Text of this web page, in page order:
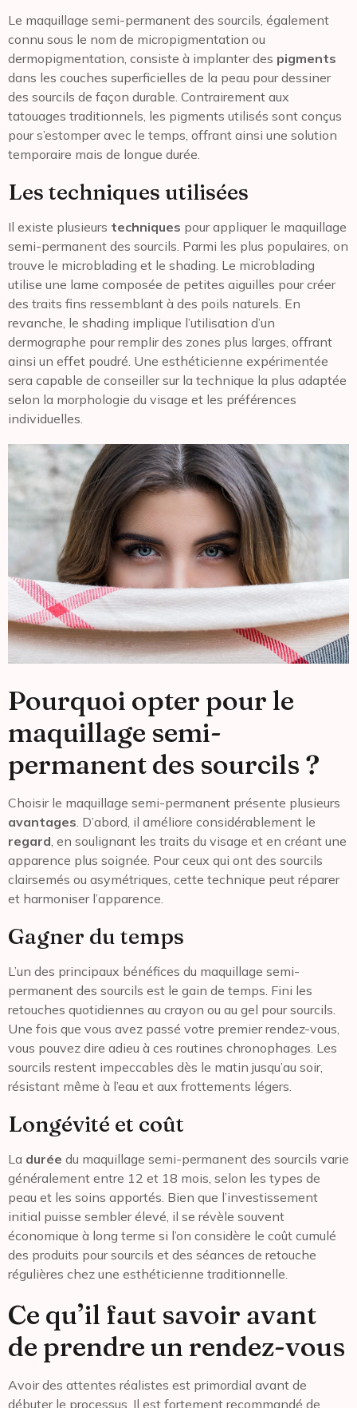
Le maquillage semi-permanent des sourcils, également
connu sous le nom de micropigmentation ou
dermopigmentation, consiste à implanter des pigments
dans les couches superficielles de la peau pour dessiner
des sourcils de façon durable. Contrairement aux
tatouages traditionnels, les pigments utilisés sont conçus
pour s’estomper avec le temps, offrant ainsi une solution
temporaire mais de longue durée.
Les techniques utilisées
Il existe plusieurs techniques pour appliquer le maquillage
semi-permanent des sourcils. Parmi les plus populaires, on
trouve le microblading et le shading. Le microblading
utilise une lame composée de petites aiguilles pour créer
des traits fins ressemblant à des poils naturels. En
revanche, le shading implique l’utilisation d’un
dermographe pour remplir des zones plus larges, offrant
ainsi un effet poudré. Une esthéticienne expérimentée
sera capable de conseiller sur la technique la plus adaptée
selon la morphologie du visage et les préférences
individuelles.
Pourquoi opter pour le
maquillage semi-
permanent des sourcils ?
Choisir le maquillage semi-permanent présente plusieurs
avantages . D’abord, il améliore considérablement le
regard , en soulignant les traits du visage et en créant une
apparence plus soignée. Pour ceux qui ont des sourcils
clairsemés ou asymétriques, cette technique peut réparer
et harmoniser l’apparence.
Gagner du temps
L’un des principaux bénéfices du maquillage semi-
permanent des sourcils est le gain de temps. Fini les
retouches quotidiennes au crayon ou au gel pour sourcils.
Une fois que vous avez passé votre premier rendez-vous,
vous pouvez dire adieu à ces routines chronophages. Les
sourcils restent impeccables dès le matin jusqu’au soir,
résistant même à l’eau et aux frottements légers.
Longévité et coût
La durée du maquillage semi-permanent des sourcils varie
généralement entre 12 et 18 mois, selon les types de
peau et les soins apportés. Bien que l’investissement
initial puisse sembler élevé, il se révèle souvent
économique à long terme si l’on considère le coût cumulé
des produits pour sourcils et des séances de retouche
régulières chez une esthéticienne traditionnelle.
Ce qu’il faut savoir avant
de prendre un rendez-vous
Avoir des attentes réalistes est primordial avant de
débuter le processus. Il est fortement recommandé de